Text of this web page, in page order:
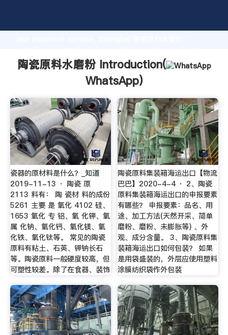
production capability, advanced research strength
customers.
陶瓷原料水磨粉 Introduction(
WhatsApp)
瓷器的原材料是什么？_知道
2019-11-13 · 陶瓷 原
2113 料有： 陶 瓷材 料的成份
5261 主要 是 氧化 4102 硅、
1653 氧化 专 铝、氧 化钾、氧
属 化钠、氧化钙、氧化镁、氧
化铁、氧化钛等。 常见的陶瓷
原料有粘土、石英、钾钠长石
等。陶瓷原料一般硬度较高，但
可塑性较差。除了在食器、装饰
陶瓷原料集装箱海运出口【物流
巴巴】2020-4-4 · 2、陶瓷
原料集装箱海运出口的申报要素
有哪些？ 申报要素：品名、用
途、加工方法(天然开采、简单
磨粉、磨粉、未膨胀等) 、外
观、成分含量。 3、陶瓷原料集
装箱海运出口如何包装？ 如果
是用袋盛装的，外层应使用塑料
涂膜纺织袋作外包装